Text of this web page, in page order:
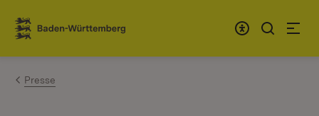
Zum Inhalt springen
Link zur Startseite
Presse